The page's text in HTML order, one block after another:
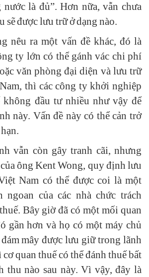
nước là đủ”. Hơn nữa, vẫn chưa
sẽ được lưu trữ ở dạng nào.
nêu ra một vấn đề khác, đó là
ty lớn có thể gánh vác chi phí
văn phòng đại diện và lưu trữ
thì các công ty khởi nghiệp
đầu tư nhiều như vậy để
này. Vấn đề này có thể cản trở
vẫn còn gây tranh cãi, nhưng
ông Kent Wong, quy định lưu
Nam có thể được coi là một
ngoan của các nhà chức trách
Bây giờ đã có một mối quan
gần hơn và họ có một máy chủ
mây được lưu giữ trong lãnh
quan thuế có thể đánh thuế bất
thu nào sau này. Vì vậy, đây là